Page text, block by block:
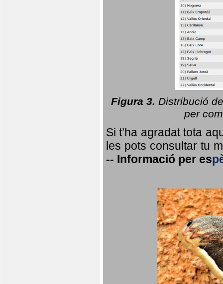
Figura 3. Distribució
per
Si t’ha agradat tota
les pots consultar tu
-- Informació per es